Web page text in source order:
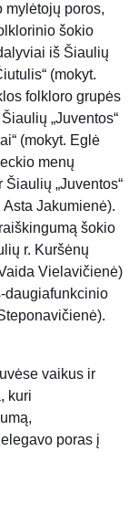
mylėtojų poros,
šokio
iš Šiaulių
(mokyt.
folkloro grupės
„Juventos“
(mokyt. Eglė
menų
„Juventos“
Jakumienė).
šokio
r. Kuršėnų
Vielavičienė)
daugiafunkcinio
vaikus ir
kuri
poras į